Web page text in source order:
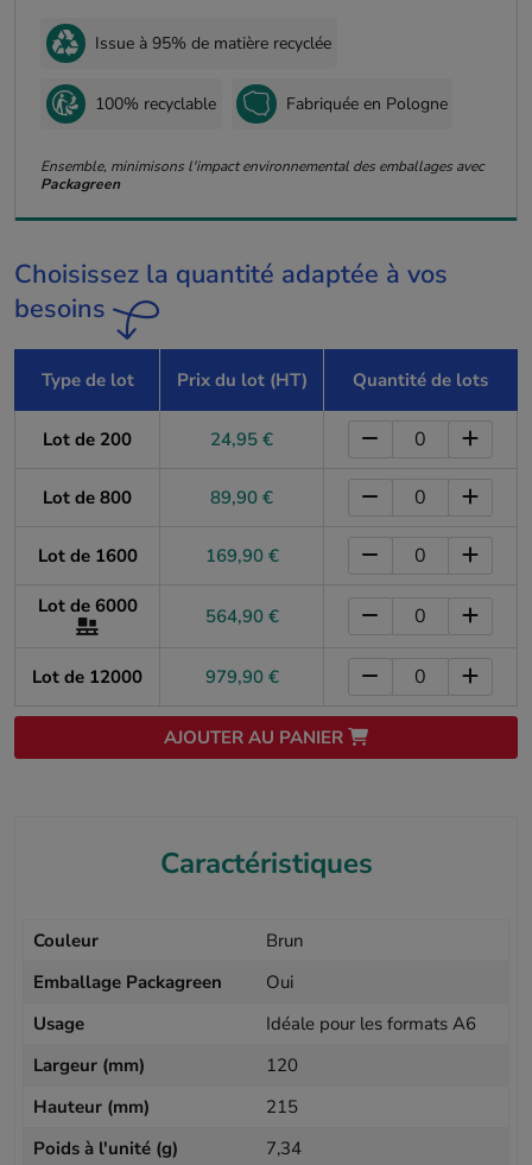
Issue à 95% de matière recyclée
100% recyclable Fabriquée en Pologne
Ensemble, minimisons l'impact environnemental des emballages avec
Packagreen
Choisissez la quantité adaptée à vos
besoins
Type de lot Prix du lot (HT) Quantité de lots
Lot de 200 24,95 €
Lot de 800 89,90 €
Lot de 1600 169,90 €
Lot de 6000 564,90 €
Lot de 12000 979,90 €
AJOUTER AU PANIER
Caractéristiques
Couleur
Brun
Emballage Packagreen
Oui
Usage
Idéale pour les formats A6
Largeur (mm)
120
Hauteur (mm)
215
Poids à l'unité (g)
7,34